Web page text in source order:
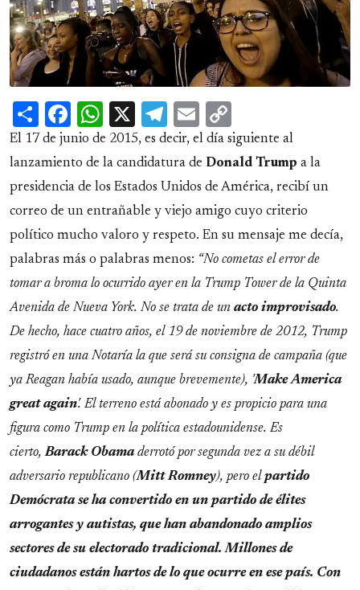
ShareFacebook
WhatsApp
X Telegram
Email
Link
El 17 de junio de 2015, es decir, el día siguiente al
lanzamiento de la candidatura de Donald Trump a la
presidencia de los Estados Unidos de América, recibí un
correo de un entrañable y viejo amigo cuyo criterio
político mucho valoro y respeto. En su mensaje me decía,
palabras más o palabras menos: “No cometas el error de
tomar a broma lo ocurrido ayer en la Trump Tower de la Quinta
Avenida de Nueva York. No se trata de un acto improvisado.
De hecho, hace cuatro años, el 19 de noviembre de 2012, Trump
registró en una Notaría la que será su consigna de campaña (que
ya Reagan había usado, aunque brevemente), 'Make America
great again'. El terreno está abonado y es propicio para una
figura como Trump en la política estadounidense. Es
cierto,Barack Obama derrotó por segunda vez a su débil
adversario republicano (Mitt Romney), pero elpartido
Demócrata se ha convertido en un partido de élites
arrogantes y autistas, que han abandonado amplios
sectores de su electorado tradicional. Millones de
ciudadanos están hartos de lo que ocurre en ese país. Con